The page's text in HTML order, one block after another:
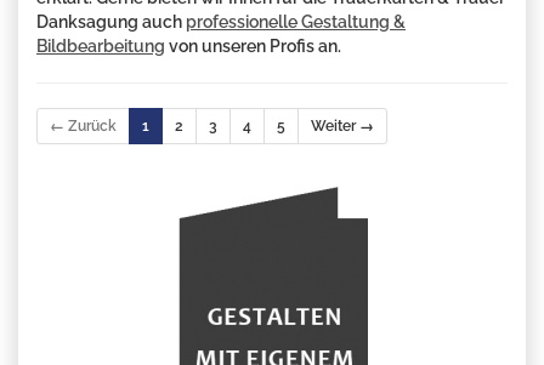
Danksagung auch professionelle Gestaltung &
Bildbearbeitung von unseren Profis an.
← Zurück 1 2 3 4 5 Weiter →